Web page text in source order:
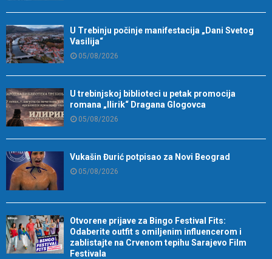
U Trebinju počinje manifestacija „Dani Svetog
Vasilija“
05/08/2026
U trebinjskoj biblioteci u petak promocija
romana „Ilirik“ Dragana Glogovca
05/08/2026
Vukašin Đurić potpisao za Novi Beograd
05/08/2026
Otvorene prijave za Bingo Festival Fits:
Odaberite outfit s omiljenim influencerom i
zablistajte na Crvenom tepihu Sarajevo Film
Festivala